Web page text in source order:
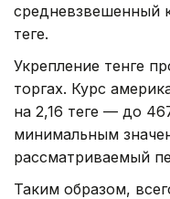
средневзвешенный
теңге.
Укрепление тенге
торгах. Курс
на 2,16 теңге — до
минимальным
рассматриваемый
Таким образом,